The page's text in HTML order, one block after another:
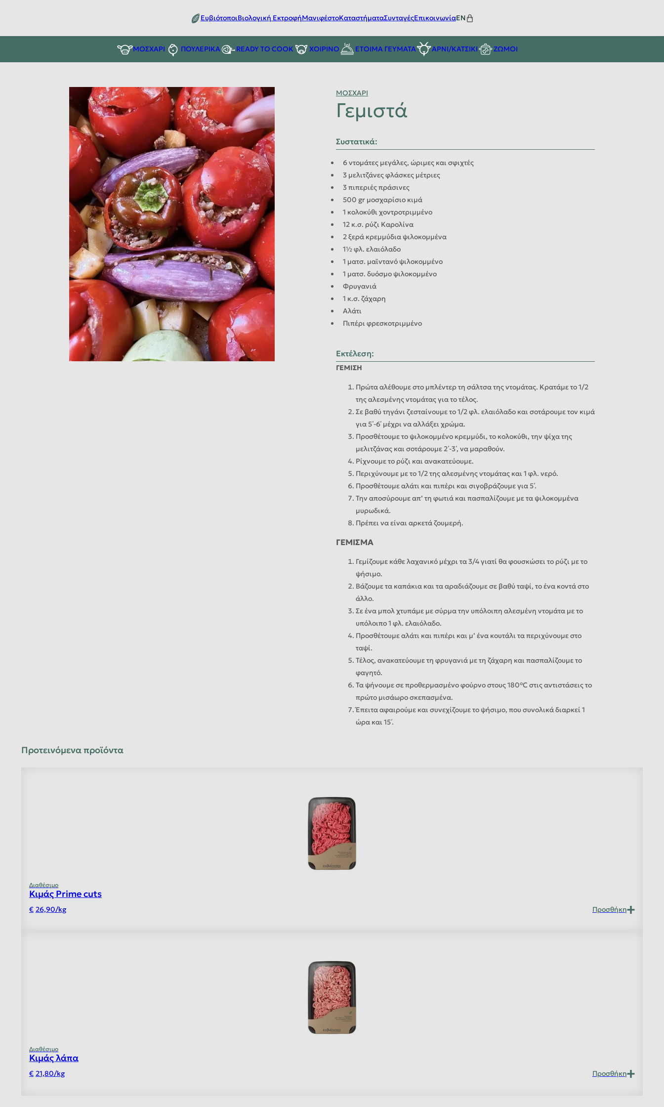
ΕυβιότοποιΒιολογική ΕκτροφήΜανιφέστοΚαταστήματαΣυνταγέςΕπικοινωνίαEN
ΜΟΣΧΑΡΙ ΠΟΥΛΕΡΙΚΑ READY TO COOK ΧΟΙΡΙΝΟ ΕΤΟΙΜΑ ΓΕΥΜΑΤΑ ΑΡΝΙ/ΚΑΤΣΙΚΙ ΖΩΜΟΙ
ΜΟΣΧΑΡΙ
Γεμιστά
Συστατικά:
6 ντομάτες μεγάλες, ώριμες και σφιχτές
3 μελιτζάνες φλάσκες μέτριες
3 πιπεριές πράσινες
500 gr μοσχαρίσιο κιμά
1 κολοκύθι χοντροτριμμένο
12 κ.σ. ρύζι Καρολίνα
2 ξερά κρεμμύδια ψιλοκομμένα
1½ φλ. ελαιόλαδο
1 ματσ. μαϊντανό ψιλοκομμένο
1 ματσ. δυόσμο ψιλοκομμένο
Φρυγανιά
1 κ.σ. ζάχαρη
Αλάτι
Πιπέρι φρεσκοτριμμένο
Εκτέλεση:
ΓΕΜΙΣΗ
Πρώτα αλέθουμε στο μπλέντερ τη σάλτσα της ντομάτας. Κρατάμε το 1/2
της αλεσμένης ντομάτας για το τέλος.
Σε βαθύ τηγάνι ζεσταίνουμε το 1/2 φλ. ελαιόλαδο και σοτάρουμε τον κιμά
για 5΄-6΄ μέχρι να αλλάξει χρώμα.
Προσθέτουμε το ψιλοκομμένο κρεμμύδι, το κολοκύθι, την ψίχα της
μελιτζάνας και σοτάρουμε 2΄-3΄, να μαραθούν.
Ρίχνουμε το ρύζι και ανακατεύουμε.
Περιχύνουμε με το 1/2 της αλεσμένης ντομάτας και 1 φλ. νερό.
Προσθέτουμε αλάτι και πιπέρι και σιγοβράζουμε για 5΄.
Την αποσύρουμε απ’ τη φωτιά και πασπαλίζουμε με τα ψιλοκομμένα
μυρωδικά.
Πρέπει να είναι αρκετά ζουμερή.
ΓΕΜΙΣΜΑ
Γεμίζουμε κάθε λαχανικό μέχρι τα 3/4 γιατί θα φουσκώσει το ρύζι με το
ψήσιμο.
Βάζουμε τα καπάκια και τα αραδιάζουμε σε βαθύ ταψί, το ένα κοντά στο
άλλο.
Σε ένα μπολ χτυπάμε με σύρμα την υπόλοιπη αλεσμένη ντομάτα με το
υπόλοιπο 1 φλ. ελαιόλαδο.
Προσθέτουμε αλάτι και πιπέρι και μ’ ένα κουτάλι τα περιχύνουμε στο
ταψί.
Τέλος, ανακατεύουμε τη φρυγανιά με τη ζάχαρη και πασπαλίζουμε το
φαγητό.
Τα ψήνουμε σε προθερμασμένο φούρνο στους 180°C στις αντιστάσεις το
πρώτο μισάωρο σκεπασμένα.
Έπειτα αφαιρούμε και συνεχίζουμε το ψήσιμο, που συνολικά διαρκεί 1
ώρα και 15΄.
Προτεινόμενα προϊόντα
Διαθέσιμο
Κιμάς Prime cuts
26,90/kg Προσθήκη
Διαθέσιμο
Κιμάς λάπα
21,80/kg Προσθήκη